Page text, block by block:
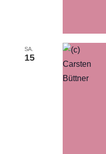
SA.
15